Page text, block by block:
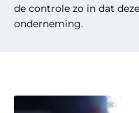
de controle zo in dat
onderneming.